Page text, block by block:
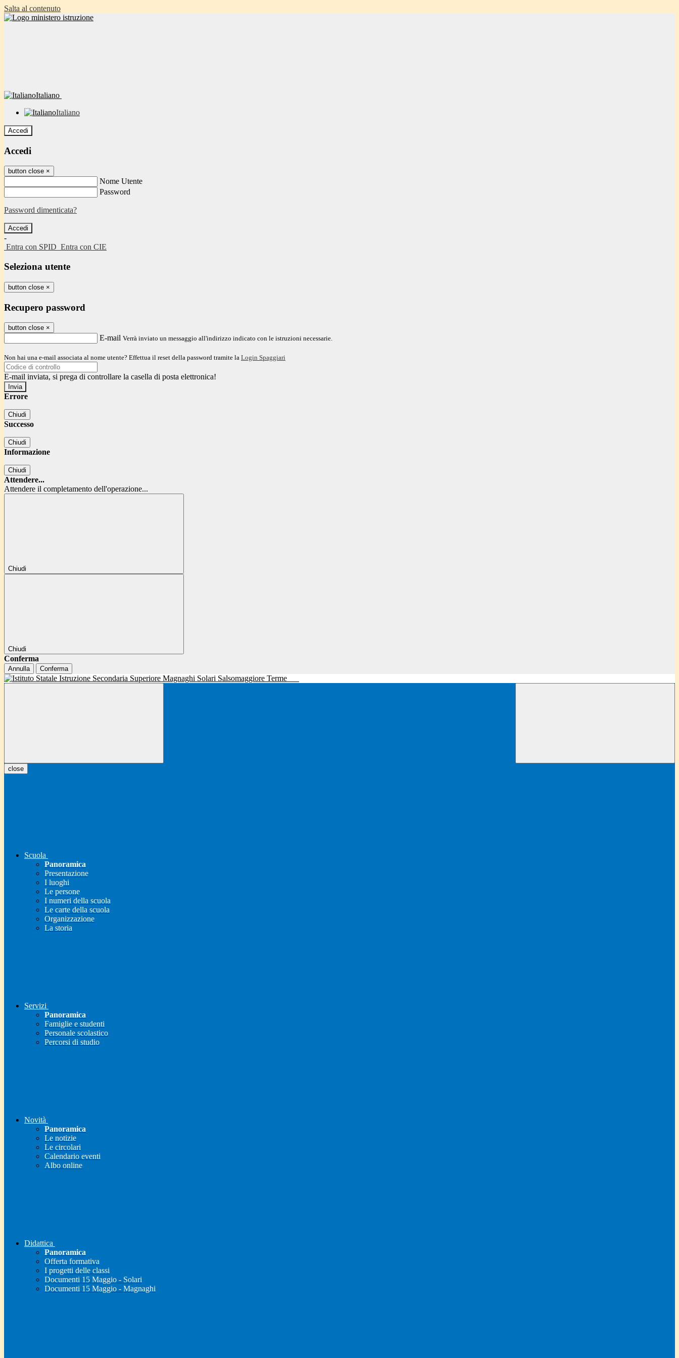
Salta al contenuto
Italiano
Italiano
Accedi
Accedi
button close ×
Nome Utente
Password
Password dimenticata?
-
Entra con SPID Entra con CIE
Seleziona utente
button close ×
Recupero password
button close ×
E-mail Verrà inviato un messaggio all'indirizzo indicato con le istruzioni necessarie.
Non hai una e-mail associata al nome utente? Effettua il reset della password tramite la Login Spaggiari
E-mail inviata, si prega di controllare la casella di posta elettronica!
Errore
Chiudi
Successo
Chiudi
Informazione
Chiudi
Attendere...
Attendere il completamento dell'operazione...
Chiudi
Chiudi
Conferma
Annulla Conferma
close
Scuola
Panoramica
Presentazione
I luoghi
Le persone
I numeri della scuola
Le carte della scuola
Organizzazione
La storia
Servizi
Panoramica
Famiglie e studenti
Personale scolastico
Percorsi di studio
Novità
Panoramica
Le notizie
Le circolari
Calendario eventi
Albo online
Didattica
Panoramica
Offerta formativa
I progetti delle classi
Documenti 15 Maggio - Solari
Documenti 15 Maggio - Magnaghi